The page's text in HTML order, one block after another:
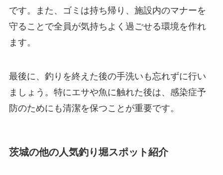
です。また、ゴミは持ち帰り、施設内のマナーを
守ることで全員が気持ちよく過ごせる環境を作れ
ます。
最後に、釣りを終えた後の手洗いも忘れずに行い
ましょう。特にエサや魚に触れた後は、感染症予
防のためにも清潔を保つことが重要です。
茨城の他の人気釣り堀スポット紹介